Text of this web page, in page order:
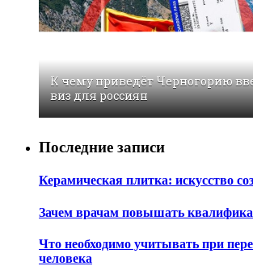
К чему приведёт Черногорию
виз для россиян
Последние записи
Керамическая плитка: искусство
Зачем врачам повышать
Что необходимо учитывать при
человека